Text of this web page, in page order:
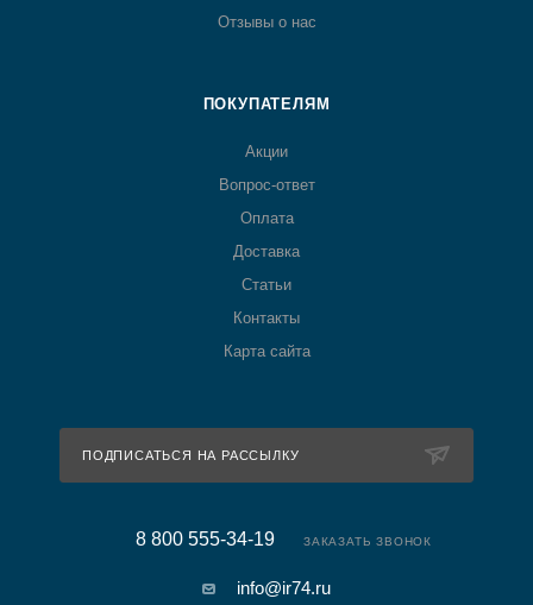
Отзывы о нас
ПОКУПАТЕЛЯМ
Акции
Вопрос-ответ
Оплата
Доставка
Статьи
Контакты
Карта сайта
ПОДПИСАТЬСЯ НА РАССЫЛКУ
8 800 555-34-19 ЗАКАЗАТЬ ЗВОНОК
info@ir74.ru